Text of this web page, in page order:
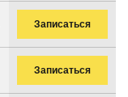
Записаться
Записаться